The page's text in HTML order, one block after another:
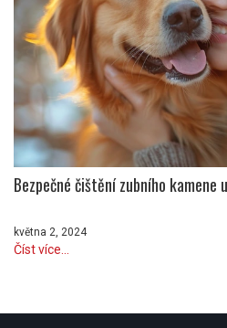
Bezpečné čištění zubního kamene
května 2, 2024
Číst více...